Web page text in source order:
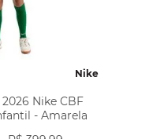
Nike
Nike CBF
- Amarela